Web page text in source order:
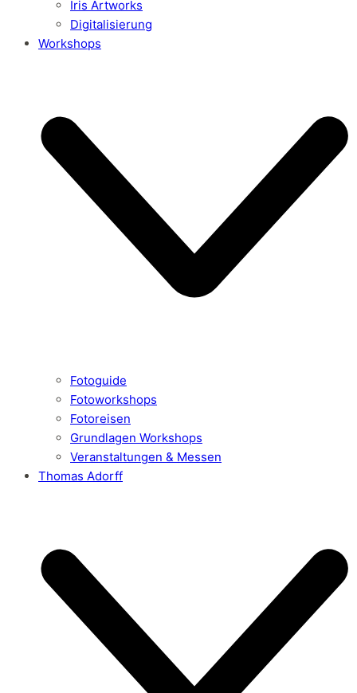
Iris Artworks
Digitalisierung
Workshops
Fotoguide
Fotoworkshops
Fotoreisen
Grundlagen Workshops
Veranstaltungen & Messen
Thomas Adorff